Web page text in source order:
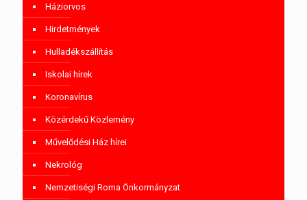
Háziorvos
Hirdetmények
Hulladékszállítás
Iskolai hírek
Koronavírus
Közérdekű Közlemény
Művelődési Ház hírei
Nekrológ
Nemzetiségi Roma Önkormányzat